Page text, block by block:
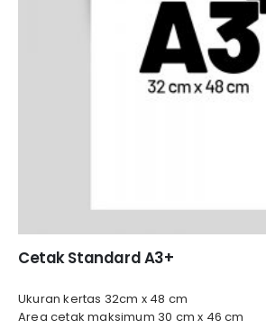
Cetak Standard A3+
Ukuran kertas 32cm x 48 cm
Area cetak maksimum 30 cm x 46 cm